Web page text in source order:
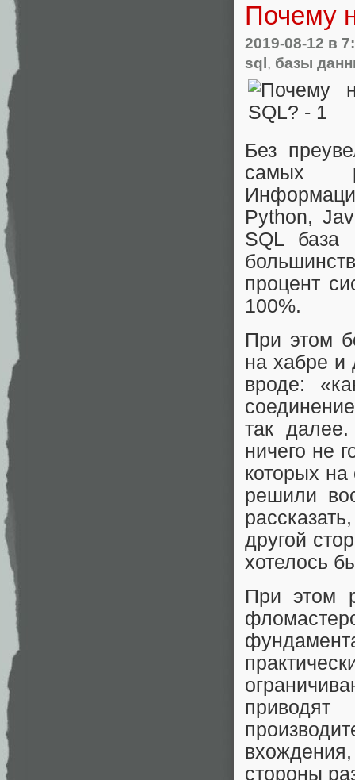
Почему
2019-08-12 в
sql, базы
Без
самых
Python,
SQL
процент
100%.
При этом
на хабре и
вроде:
так
ничего не
которых
решили
другой
хотелось
При этом
стороны